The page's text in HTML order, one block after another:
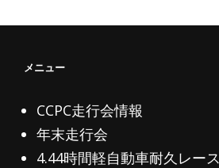
ー
シ
ョ
ン
メニュー
CCPC走行会情報
年末走行会
4.44時間軽自動車耐久レース